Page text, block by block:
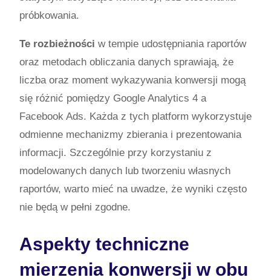
próbkowania.
Te rozbieżności w tempie udostępniania raportów
oraz metodach obliczania danych sprawiają, że
liczba oraz moment wykazywania konwersji mogą
się różnić pomiędzy Google Analytics 4 a
Facebook Ads. Każda z tych platform wykorzystuje
odmienne mechanizmy zbierania i prezentowania
informacji. Szczególnie przy korzystaniu z
modelowanych danych lub tworzeniu własnych
raportów, warto mieć na uwadze, że wyniki często
nie będą w pełni zgodne.
Aspekty techniczne
mierzenia konwersji w obu